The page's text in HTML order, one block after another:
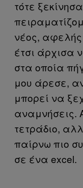
τότε
νέος, αφελής
έτσι άρχισα
στα οποία
μου άρεσε,
μπορεί να
αναμνήσεις.
τετράδιο,
παίρνω πιο
σε ένα excel.